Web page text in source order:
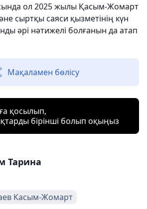
ол 2025 жылы Қасым-Жомарт
сыртқы саяси қызметінің күн
әрі нәтижелі болғанын да атап
Мақаламен бөлісу
қосылып,
бірінші болып оқыңыз
Тарина
Касым-Жомарт